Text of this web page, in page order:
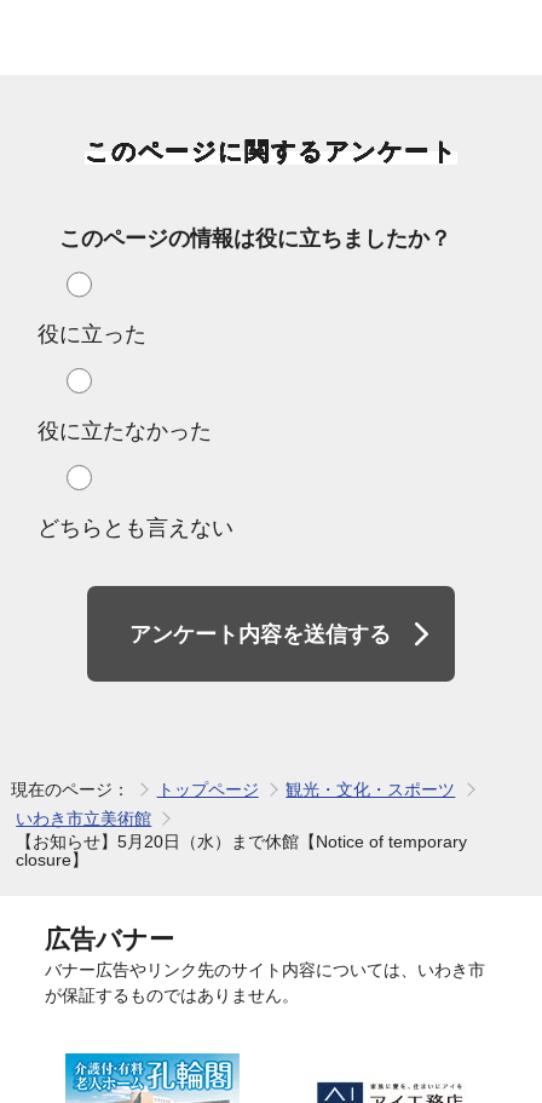
このページに関するアンケート
このページの情報は役に立ちましたか？
役に立った
役に立たなかった
どちらとも言えない
アンケート内容を送信する
現在のページ： トップページ
観光・文化・スポーツ
いわき市立美術館
【お知らせ】5月20日（水）まで休館【Notice of temporary
closure】
広告バナー
バナー広告やリンク先のサイト内容については、いわき市
が保証するものではありません。